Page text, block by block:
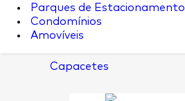
Parques de Estacionamento
Condomínios
Amovíveis
Capacetes